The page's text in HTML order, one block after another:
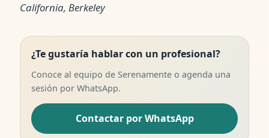
California, Berkeley
¿Te gustaría hablar con un profesional?
Conoce al equipo de Serenamente o agenda una
sesión por WhatsApp.
Contactar por WhatsApp